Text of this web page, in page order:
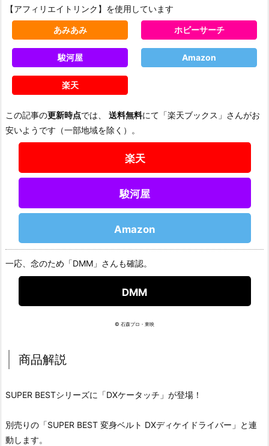
【アフィリエイトリンク】を使用しています
あみあみ ホビーサーチ
駿河屋 Amazon
楽天
この記事の更新時点では、 送料無料にて「楽天ブックス」さんがお
安いようです（一部地域を除く）。
楽天
駿河屋
Amazon
一応、念のため「DMM」さんも確認。
DMM
© 石森プロ・東映
商品解説
SUPER BESTシリーズに「DXケータッチ」が登場！
別売りの「SUPER BEST 変身ベルト DXディケイドライバー」と連
動します。